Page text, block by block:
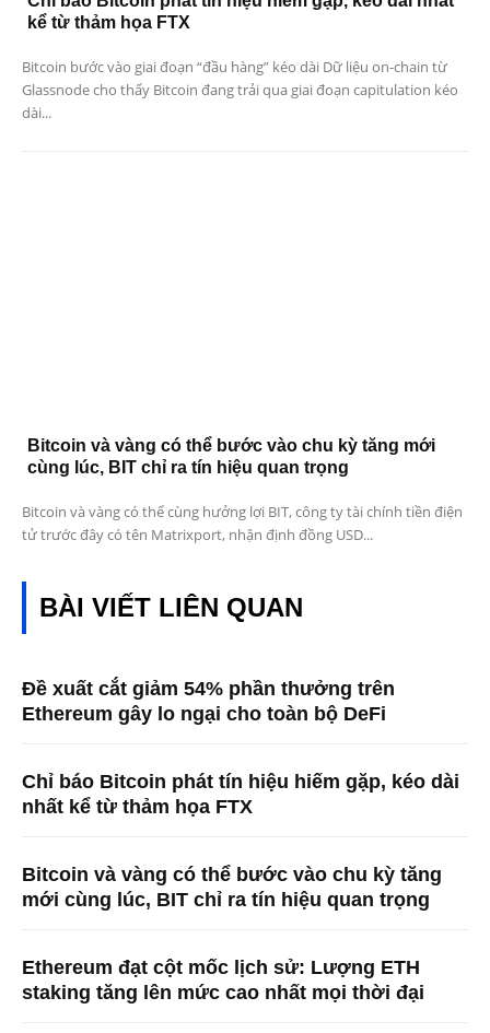
kể từ thảm họa FTX
Bitcoin bước vào giai đoạn “đầu hàng” kéo dài Dữ liệu on-chain từ
Glassnode cho thấy Bitcoin đang trải qua giai đoạn capitulation kéo
dài...
Bitcoin và vàng có thể bước vào chu kỳ tăng mới
cùng lúc, BIT chỉ ra tín hiệu quan trọng
Bitcoin và vàng có thể cùng hưởng lợi BIT, công ty tài chính tiền điện
tử trước đây có tên Matrixport, nhận định đồng USD...
BÀI VIẾT LIÊN QUAN
Đề xuất cắt giảm 54% phần thưởng trên
Ethereum gây lo ngại cho toàn bộ DeFi
Chỉ báo Bitcoin phát tín hiệu hiếm gặp, kéo dài
nhất kể từ thảm họa FTX
Bitcoin và vàng có thể bước vào chu kỳ tăng
mới cùng lúc, BIT chỉ ra tín hiệu quan trọng
Ethereum đạt cột mốc lịch sử: Lượng ETH
staking tăng lên mức cao nhất mọi thời đại